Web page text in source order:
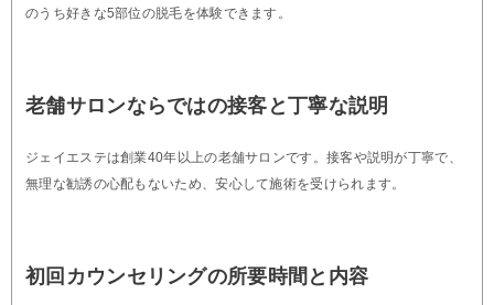
のうち好きな5部位の脱毛を体験できます。
老舗サロンならではの接客と丁寧な説明
ジェイエステは創業40年以上の老舗サロンです。接客や説明が丁寧で、
無理な勧誘の心配もないため、安心して施術を受けられます。
初回カウンセリングの所要時間と内容